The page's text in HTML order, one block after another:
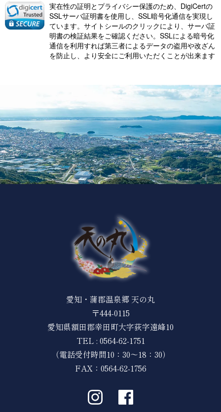
実在性の証明とプライバシー保護のため、DigiCertの
SSLサーバ証明書を使用し、SSL暗号化通信を実現し
ています。サイトシールのクリックにより、サーバ証
明書の検証結果をご確認ください。SSLによる暗号化
通信を利用すれば第三者によるデータの盗用や改ざん
を防止し、より安全にご利用いただくことが出来ます
愛知・蒲郡温泉郷 天の丸
〒444-0115
愛知県額田郡幸田町大字荻字遠峰10
TEL : 0564-62-1751
（電話受付時間10：30～18：30）
FAX：0564-62-1756